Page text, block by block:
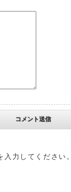
入力してください。